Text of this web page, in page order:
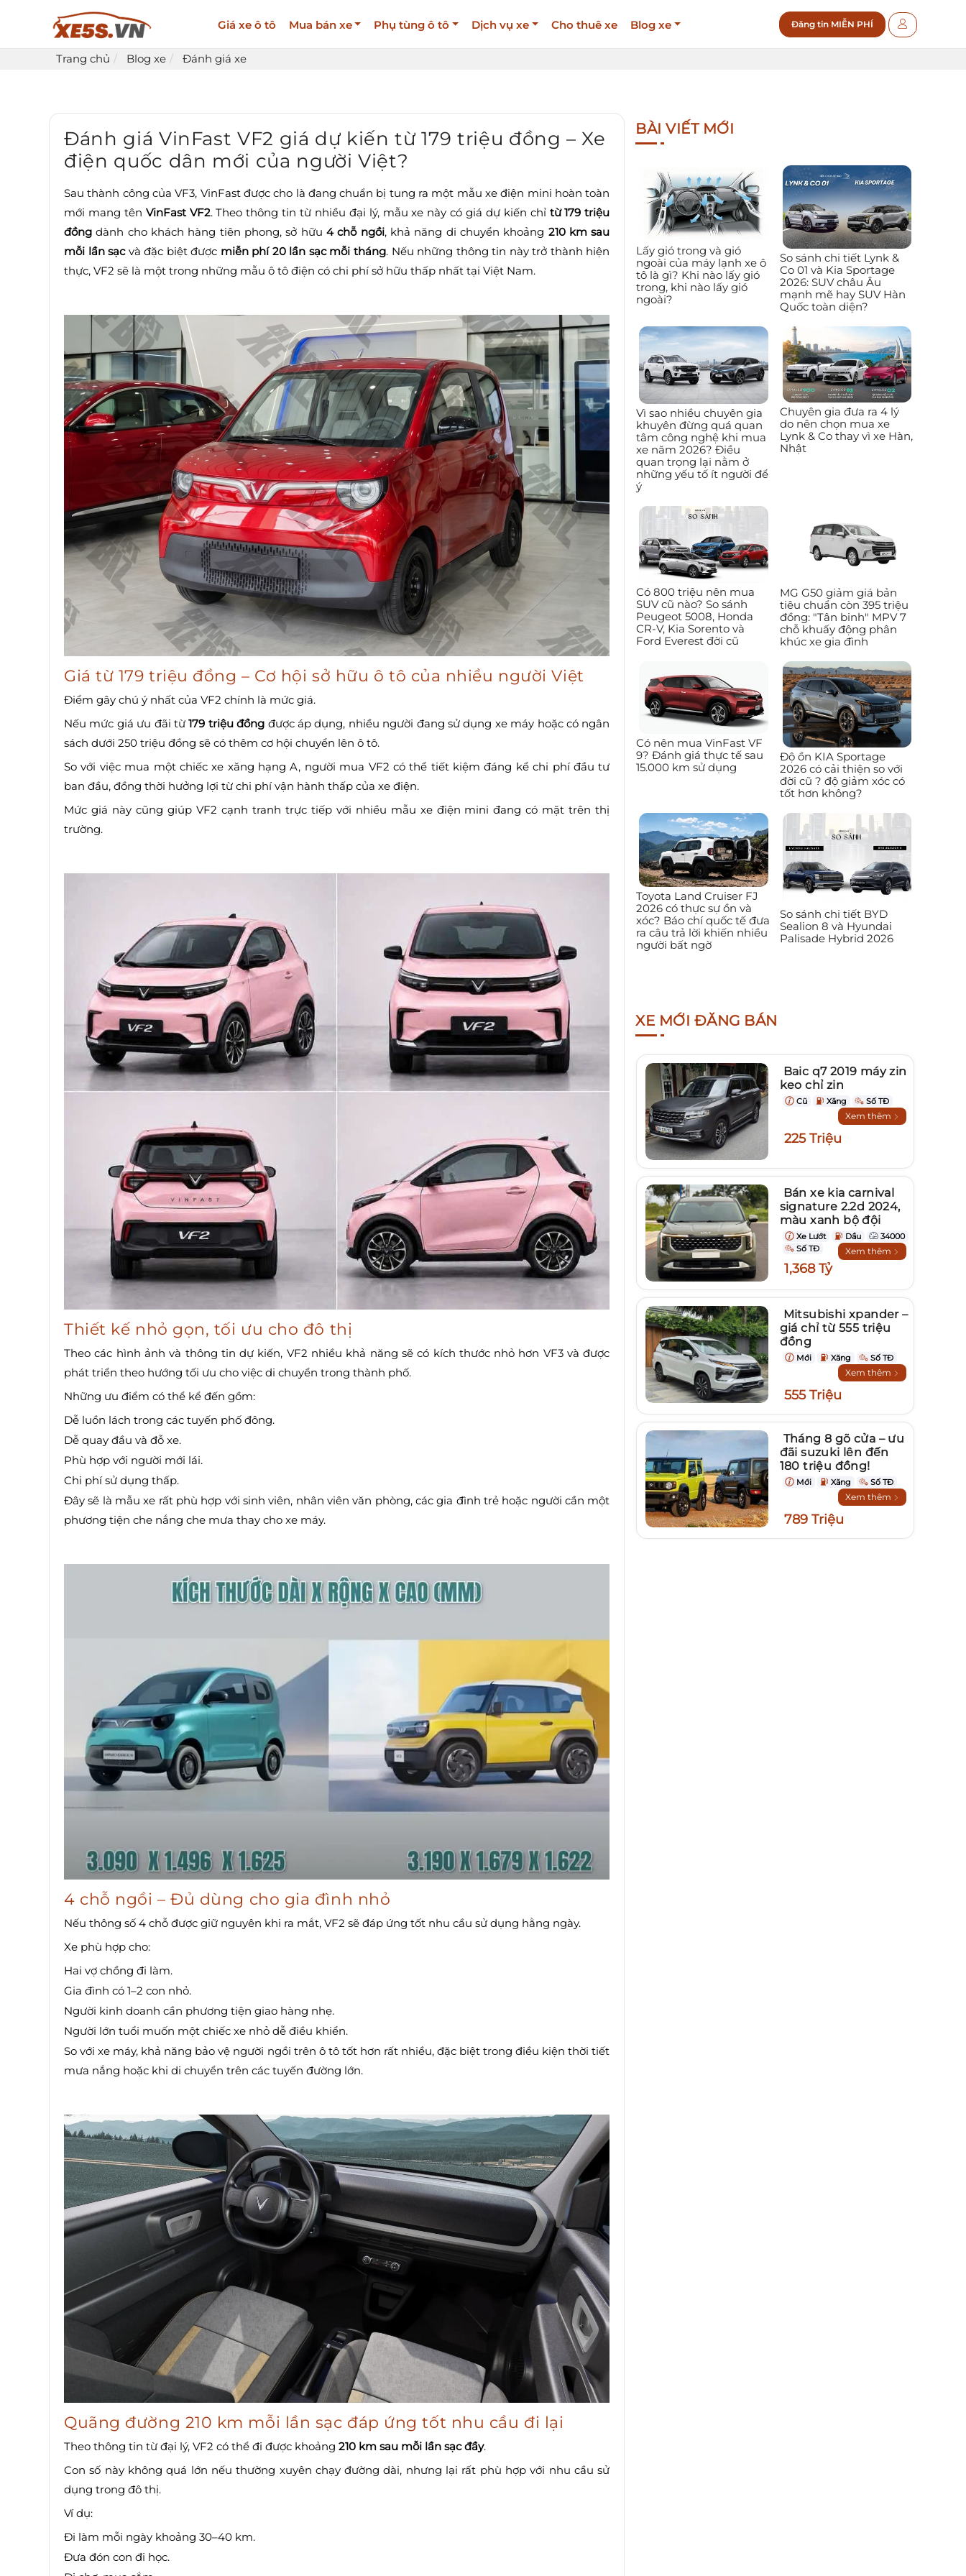
Giá xe ô tô Mua bán xe Phụ tùng ô tô Dịch vụ xe Cho thuê xe Blog xe Đăng tin MIỄN PHÍ
Trang chủ Blog xe Đánh giá xe
Đánh giá VinFast VF2 giá dự kiến từ 179 triệu đồng – Xe
điện quốc dân mới của người Việt?
Sau thành công của VF3, VinFast được cho là đang chuẩn bị tung ra một mẫu xe điện mini hoàn toàn
mới mang tên VinFast VF2. Theo thông tin từ nhiều đại lý, mẫu xe này có giá dự kiến chỉ từ 179 triệu
đồng dành cho khách hàng tiên phong, sở hữu 4 chỗ ngồi, khả năng di chuyển khoảng 210 km sau
mỗi lần sạcvà đặc biệt được miễn phí 20 lần sạc mỗi tháng. Nếu những thông tin này trở thành hiện
thực, VF2 sẽ là một trong những mẫu ô tô điện có chi phí sở hữu thấp nhất tại Việt Nam.
Giá từ 179 triệu đồng – Cơ hội sở hữu ô tô của nhiều người Việt
Điểm gây chú ý nhất của VF2 chính là mức giá.
Nếu mức giá ưu đãi từ179 triệu đồng được áp dụng, nhiều người đang sử dụng xe máy hoặc có ngân
sách dưới 250 triệu đồng sẽ có thêm cơ hội chuyển lên ô tô.
So với việc mua một chiếc xe xăng hạng A, người mua VF2 có thể tiết kiệm đáng kể chi phí đầu tư
ban đầu, đồng thời hưởng lợi từ chi phí vận hành thấp của xe điện.
Mức giá này cũng giúp VF2 cạnh tranh trực tiếp với nhiều mẫu xe điện mini đang có mặt trên thị
trường.
Thiết kế nhỏ gọn, tối ưu cho đô thị
Theo các hình ảnh và thông tin dự kiến, VF2 nhiều khả năng sẽ có kích thước nhỏ hơn VF3 và được
phát triển theo hướng tối ưu cho việc di chuyển trong thành phố.
Những ưu điểm có thể kể đến gồm:
Dễ luồn lách trong các tuyến phố đông.
Dễ quay đầu và đỗ xe.
Phù hợp với người mới lái.
Chi phí sử dụng thấp.
Đây sẽ là mẫu xe rất phù hợp với sinh viên, nhân viên văn phòng, các gia đình trẻ hoặc người cần một
phương tiện che nắng che mưa thay cho xe máy.
4 chỗ ngồi – Đủ dùng cho gia đình nhỏ
Nếu thông số 4 chỗ được giữ nguyên khi ra mắt, VF2 sẽ đáp ứng tốt nhu cầu sử dụng hằng ngày.
Xe phù hợp cho:
Hai vợ chồng đi làm.
Gia đình có 1–2 con nhỏ.
Người kinh doanh cần phương tiện giao hàng nhẹ.
Người lớn tuổi muốn một chiếc xe nhỏ dễ điều khiển.
So với xe máy, khả năng bảo vệ người ngồi trên ô tô tốt hơn rất nhiều, đặc biệt trong điều kiện thời tiết
mưa nắng hoặc khi di chuyển trên các tuyến đường lớn.
Quãng đường 210 km mỗi lần sạc đáp ứng tốt nhu cầu đi lại
Theo thông tin từ đại lý, VF2 có thể đi được khoảng 210 km sau mỗi lần sạc đầy.
Con số này không quá lớn nếu thường xuyên chạy đường dài, nhưng lại rất phù hợp với nhu cầu sử
dụng trong đô thị.
Ví dụ:
Đi làm mỗi ngày khoảng 30–40 km.
Đưa đón con đi học.
BÀI VIẾT MỚI
Lấy gió trong và gió
ngoài của máy lạnh xe ô
tô là gì? Khi nào lấy gió
trong, khi nào lấy gió
ngoài?
So sánh chi tiết Lynk &
Co 01 và Kia Sportage
2026: SUV châu Âu
mạnh mẽ hay SUV Hàn
Quốc toàn diện?
Vì sao nhiều chuyên gia
khuyên đừng quá quan
tâm công nghệ khi mua
xe năm 2026? Điều
quan trọng lại nằm ở
những yếu tố ít người để
ý
Chuyên gia đưa ra 4 lý
do nên chọn mua xe
Lynk & Co thay vì xe Hàn,
Nhật
Có 800 triệu nên mua
SUV cũ nào? So sánh
Peugeot 5008, Honda
CR-V, Kia Sorento và
Ford Everest đời cũ
MG G50 giảm giá bản
tiêu chuẩn còn 395 triệu
đồng: "Tân binh" MPV 7
chỗ khuấy động phân
khúc xe gia đình
Có nên mua VinFast VF
9? Đánh giá thực tế sau
15.000 km sử dụng
Độ ồn KIA Sportage
2026 có cải thiện so với
đời cũ ? độ giảm xóc có
tốt hơn không?
Toyota Land Cruiser FJ
2026 có thực sự ồn và
xóc? Báo chí quốc tế đưa
ra câu trả lời khiến nhiều
người bất ngờ
So sánh chi tiết BYD
Sealion 8 và Hyundai
Palisade Hybrid 2026
XE MỚI ĐĂNG BÁN
Baic q7 2019 máy zin
keo chỉ zin
Cũ Xăng Số TĐ
Xem thêm
225 Triệu
Bán xe kia carnival
signature 2.2d 2024,
màu xanh bộ đội
Xe Lướt Dầu
34000
Số TĐ
Xem thêm
1,368 Tỷ
Mitsubishi xpander –
giá chỉ từ 555 triệu
đồng
Mới Xăng Số TĐ
Xem thêm
555 Triệu
Tháng 8 gõ cửa – ưu
đãi suzuki lên đến
180 triệu đồng!
Mới Xăng Số TĐ
Xem thêm
789 Triệu